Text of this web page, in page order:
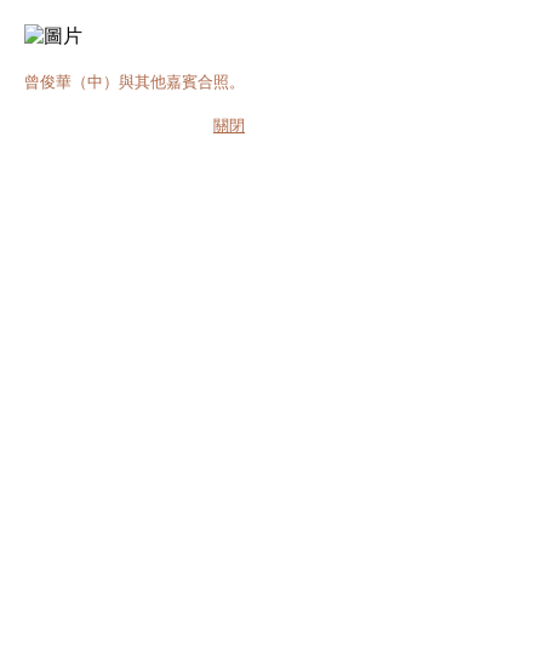
曾俊華（中）與其他嘉賓合照。
關閉